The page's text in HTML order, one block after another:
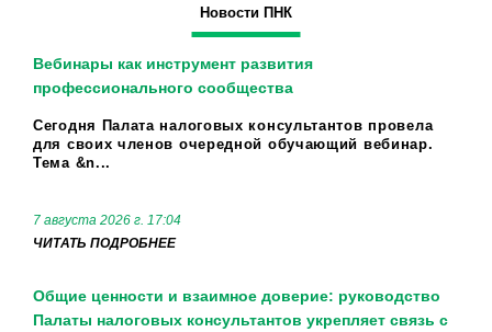
Новости ПНК
Вебинары как инструмент развития
профессионального сообщества
Сегодня Палата налоговых консультантов провела
для своих членов очередной обучающий вебинар.
Тема &n...
7 августа 2026 г. 17:04
ЧИТАТЬ ПОДРОБНЕЕ
Общие ценности и взаимное доверие: руководство
Палаты налоговых консультантов укрепляет связь с